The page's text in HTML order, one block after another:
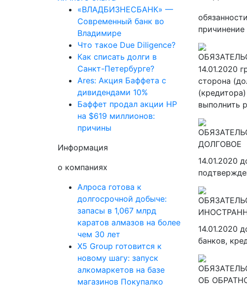
«ВЛАДБИЗНЕСБАНК» —
Современный банк во
Владимире
Что такое Due Diligence?
Как списать долги в
Санкт-Петербурге?
Ares: Акция Баффета с
дивидендами 10%
Баффет продал акции HP
на $619 миллионов:
причины
Информация
о компаниях
Алроса готова к
долгосрочной добыче:
запасы в 1,067 млрд
каратов алмазов на более
чем 30 лет
X5 Group готовится к
новому шагу: запуск
алкомаркетов на базе
магазинов Покупалко
14.01.2020
сторона
выполнить
14.01.2020
14.01.2020
банков,